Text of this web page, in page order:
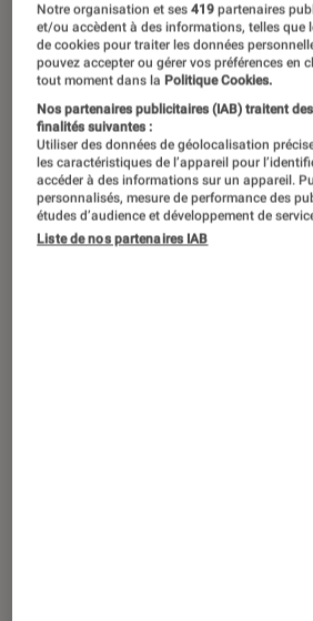
Notre organisation et ses419 partenaires
et/ou accèdent à des informations, telles que
de cookies pour traiter les données
pouvez accepter ou gérer vos préférences en
tout moment dans la Politique Cookies.
Nos partenaires publicitaires (IAB) traitent
finalités suivantes :
Utiliser des données de géolocalisation
les caractéristiques de l’appareil pour
accéder à des informations sur un appareil.
personnalisés, mesure de performance des
études d’audience et développement de
Liste de nos partenaires IAB